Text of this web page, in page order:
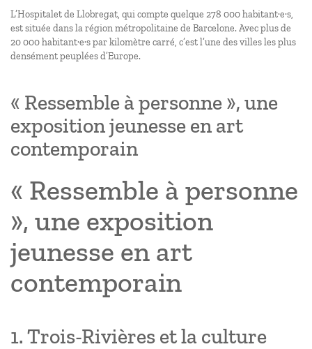
L’Hospitalet de Llobregat, qui compte quelque 278 000 habitant·e·s,
est située dans la région métropolitaine de Barcelone. Avec plus de
20 000 habitant·e·s par kilomètre carré, c’est l’une des villes les plus
densément peuplées d’Europe.
« Ressemble à personne », une
exposition jeunesse en art
contemporain
« Ressemble à personne
», une exposition
jeunesse en art
contemporain
1. Trois-Rivières et la culture